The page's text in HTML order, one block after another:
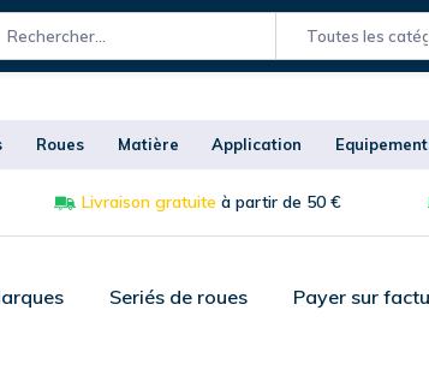
Toutes les
Roues Matière Application
Livraison gratuite à partir de 50 €
Seriés de roues Payer sur